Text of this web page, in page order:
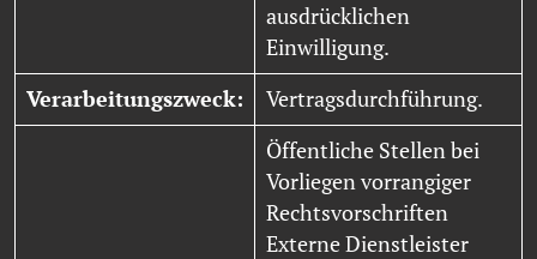
ausdrücklichen
Einwilligung.
Verarbeitungszweck:
Vertragsdurchführung.
Öffentliche Stellen bei
Vorliegen vorrangiger
Rechtsvorschriften
Externe Dienstleister